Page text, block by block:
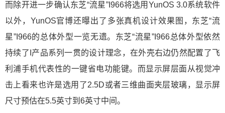
而除开进一步确认东芝“流星”I966将选用YunOS 3.0系统软件
以外，YunOS官博还曝出了多张真机设计效果图，东芝“流
星”I966的总体外型一览无遗。东芝“流星”I966总体外型依然
持续了I产品系列一贯的设计理念，在外壳右边仍然配置了飞
利浦手机代表性的一键省电功能键。而显示屏层面从视觉冲
击上看来也许是选用了2.5D或者三维曲面夹层玻璃，显示屏
尺寸预估在5.5英寸到6英寸中间。